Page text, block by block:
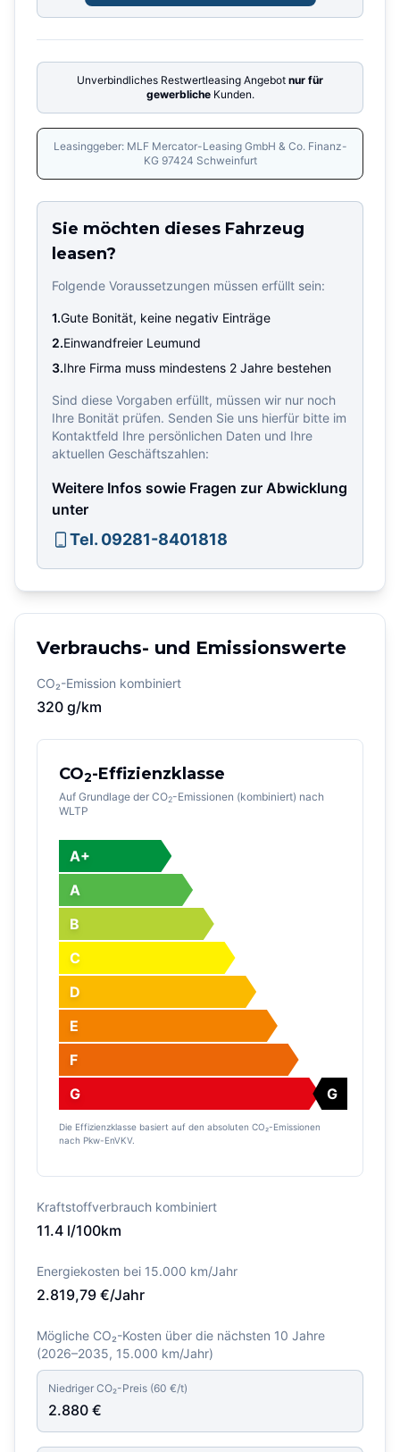
Unverbindliches Restwertleasing Angebot nur für
gewerblicheKunden.
Leasinggeber: MLF Mercator-Leasing GmbH & Co. Finanz-
KG 97424 Schweinfurt
Sie möchten dieses Fahrzeug
leasen?
Folgende Voraussetzungen müssen erfüllt sein:
1.Gute Bonität, keine negativ Einträge
2.Einwandfreier Leumund
3.Ihre Firma muss mindestens 2 Jahre bestehen
Sind diese Vorgaben erfüllt, müssen wir nur noch
Ihre Bonität prüfen. Senden Sie uns hierfür bitte im
Kontaktfeld Ihre persönlichen Daten und Ihre
aktuellen Geschäftszahlen:
Weitere Infos sowie Fragen zur Abwicklung
unter
Tel. 09281-8401818
Verbrauchs- und Emissionswerte
CO₂-Emission kombiniert
320 g/km
CO2-Effizienzklasse
Auf Grundlage der CO2-Emissionen (kombiniert) nach
WLTP
A+
A
B
C
D
E
F
G
G
Die Effizienzklasse basiert auf den absoluten CO₂-Emissionen
nach Pkw-EnVKV.
Kraftstoffverbrauch kombiniert
11.4 l/100km
Energiekosten bei 15.000 km/Jahr
2.819,79 €/Jahr
Mögliche CO₂-Kosten über die nächsten 10 Jahre
(2026–2035, 15.000 km/Jahr)
Niedriger CO₂-Preis (60 €/t)
2.880 €